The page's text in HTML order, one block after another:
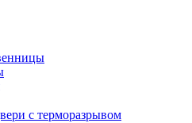
с терморазрывом